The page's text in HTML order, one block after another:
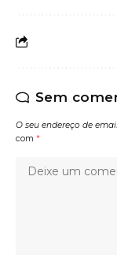
Sem
O seu endereço de
com *